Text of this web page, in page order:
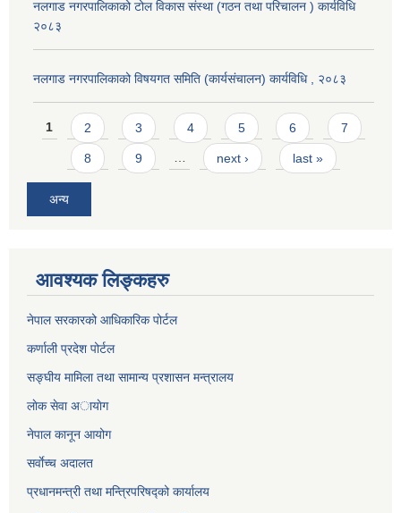
नलगाड नगरपालिकाको टोल विकास संस्था (गठन तथा परिचालन ) कार्यविधि
२०८३
नलगाड नगरपालिकाको विषयगत समिति (कार्यसंचालन) कार्यविधि , २०८३
Pages
1 2 3 4 5 6 7
8 9 … next › last »
अन्य
आवश्यक लिङ्कहरु
नेपाल सरकारको आधिकारिक पोर्टल
कर्णाली प्रदेश पोर्टल
सङ्घीय मामिला तथा सामान्य प्रशासन मन्त्रालय
लाेक सेवा अायाेग
नेपाल कानून आयोग
सर्वाेच्च अदालत
प्रधानमन्त्री तथा मन्त्रिपरिषद्को कार्यालय